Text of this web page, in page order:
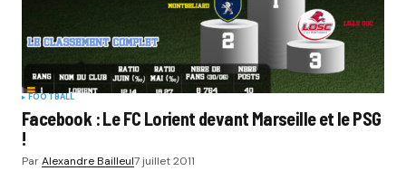
FOOTBALL
Facebook : Le FC Lorient devant Marseille et le PSG
!
ParAlexandre Bailleul7 juillet 2011